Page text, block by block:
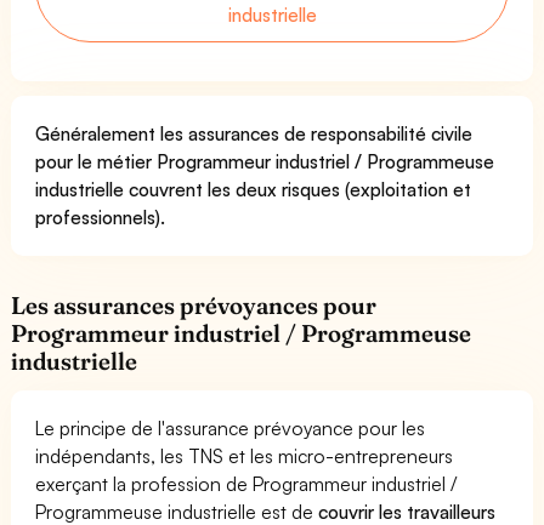
industrielle
Généralement les assurances de responsabilité civile
pour le métier Programmeur industriel / Programmeuse
industrielle couvrent les deux risques (exploitation et
professionnels).
Les assurances prévoyances pour
Programmeur industriel / Programmeuse
industrielle
Le principe de l'assurance prévoyance pour les
indépendants, les TNS et les micro-entrepreneurs
exerçant la profession de Programmeur industriel /
Programmeuse industrielle est decouvrir les travailleurs